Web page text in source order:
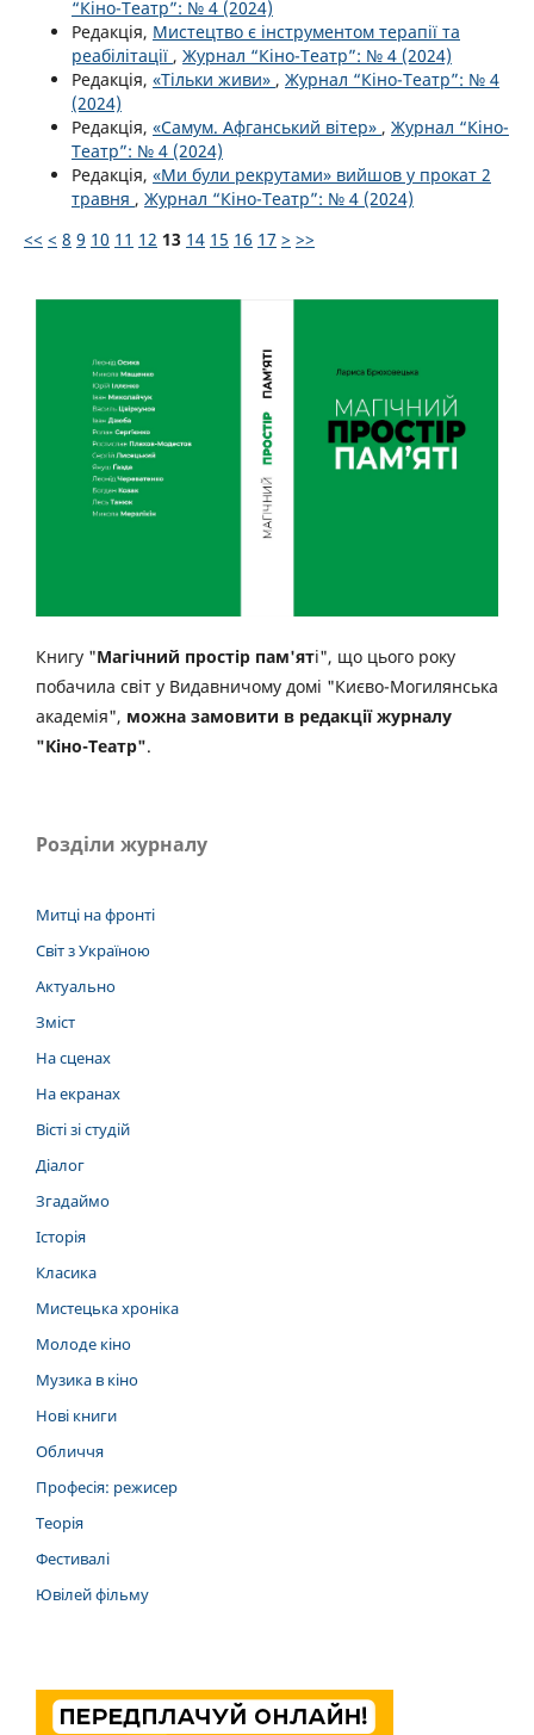
“Кіно-Театр”: № 4 (2024)
Редакція, Мистецтво є інструментом терапії та
реабілітації , Журнал “Кіно-Театр”: № 4 (2024)
Редакція, «Тільки живи» , Журнал “Кіно-Театр”: № 4
(2024)
Редакція, «Самум. Афганський вітер» , Журнал “Кіно-
Театр”: № 4 (2024)
Редакція, «Ми були рекрутами» вийшов у прокат 2
травня , Журнал “Кіно-Театр”: № 4 (2024)
<< < 8 9 10 11 12 13 14 15 16 17 > >>
Книгу "Магічний простір пам'яті", що цього року
побачила світ у Видавничому домі "Києво-Могилянська
академія", можна замовити в редакції журналу
"Кіно-Театр".
Розділи журналу
Митці на фронті
Світ з Україною
Актуально
Зміст
На сценах
На екранах
Вісті зі студій
Діалог
Згадаймо
Історія
Класика
Мистецька хроніка
Молоде кіно
Музика в кіно
Нові книги
Обличчя
Професія: режисер
Теорія
Фестивалі
Ювілей фільму